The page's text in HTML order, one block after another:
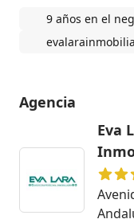
9 años en el
Agencia
Eva